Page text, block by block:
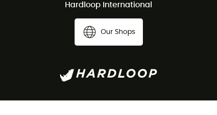
Hardloop International
Our Shops